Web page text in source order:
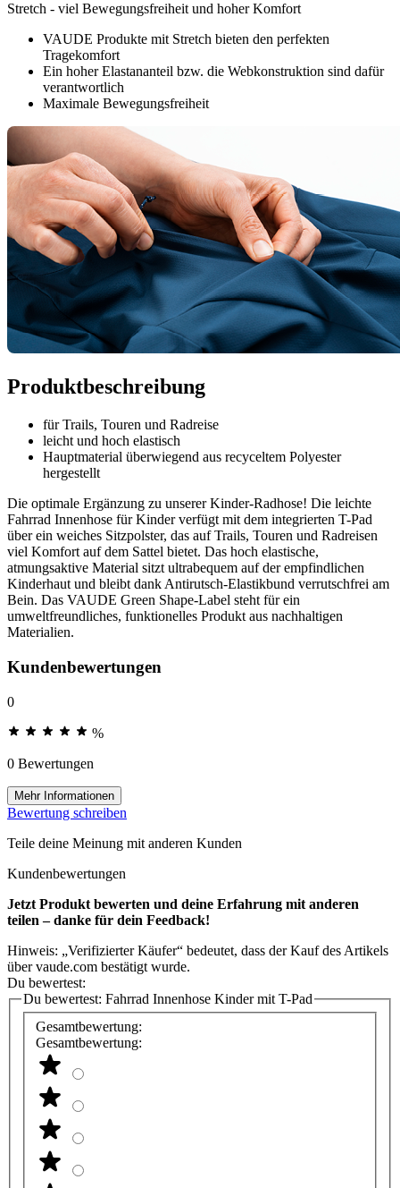
Stretch - viel Bewegungsfreiheit und hoher Komfort
VAUDE Produkte mit Stretch bieten den perfekten
Tragekomfort
Ein hoher Elastananteil bzw. die Webkonstruktion sind dafür
verantwortlich
Maximale Bewegungsfreiheit
Produktbeschreibung
für Trails, Touren und Radreise
leicht und hoch elastisch
Hauptmaterial überwiegend aus recyceltem Polyester
hergestellt
Die optimale Ergänzung zu unserer Kinder-Radhose! Die leichte
Fahrrad Innenhose für Kinder verfügt mit dem integrierten T-Pad
über ein weiches Sitzpolster, das auf Trails, Touren und Radreisen
viel Komfort auf dem Sattel bietet. Das hoch elastische,
atmungsaktive Material sitzt ultrabequem auf der empfindlichen
Kinderhaut und bleibt dank Antirutsch-Elastikbund verrutschfrei am
Bein. Das VAUDE Green Shape-Label steht für ein
umweltfreundliches, funktionelles Produkt aus nachhaltigen
Materialien.
Kundenbewertungen
0
%
0 Bewertungen
Mehr Informationen
Bewertung schreiben
Teile deine Meinung mit anderen Kunden
Kundenbewertungen
Jetzt Produkt bewerten und deine Erfahrung mit anderen
teilen – danke für dein Feedback!
Hinweis: „Verifizierter Käufer“ bedeutet, dass der Kauf des Artikels
über vaude.com bestätigt wurde.
Du bewertest:
Du bewertest: Fahrrad Innenhose Kinder mit T-Pad
Gesamtbewertung:
Gesamtbewertung: